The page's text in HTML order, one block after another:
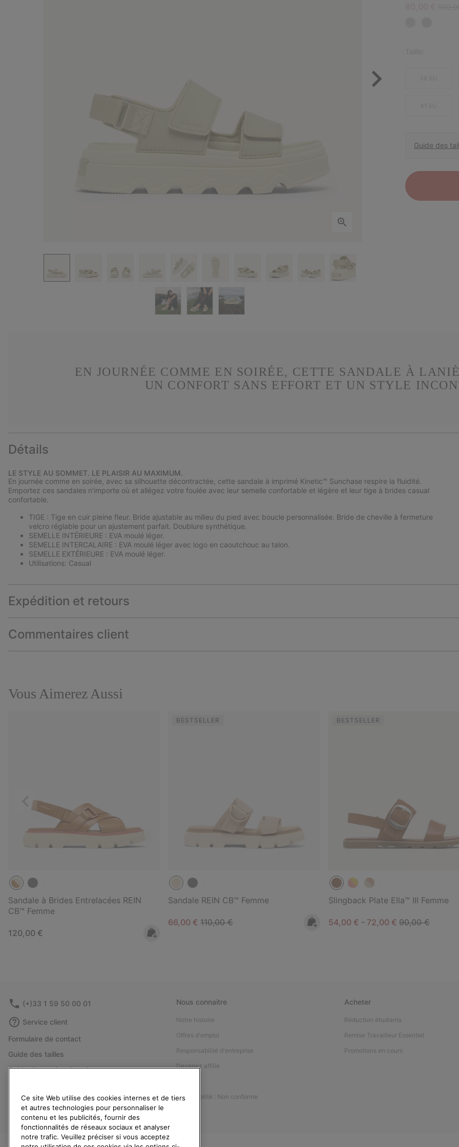
Guide des
EN JOURNÉE COMME EN SOIRÉE, CETTE SANDALE À
UN CONFORT SANS EFFORT ET UN STYLE
Détails
LE STYLE AU SOMMET. LE PLAISIR AU MAXIMUM.
En journée comme en soirée, avec sa silhouette décontractée, cette sandale à imprimé Kinetic™ Sunchase respire la fluidité.
Emportez ces sandales n’importe où et allégez votre foulée avec leur semelle confortable et légère et leur tige à brides casual
confortable.
TIGE : Tige en cuir pleine fleur. Bride ajustable au milieu du pied avec boucle personnalisée. Bride de cheville à fermeture
velcro réglable pour un ajustement parfait. Doublure synthétique.
SEMELLE INTÉRIEURE : EVA moulé léger.
SEMELLE INTERCALAIRE : EVA moulé léger avec logo en caoutchouc au talon.
SEMELLE EXTÉRIEURE : EVA moulé léger.
Utilisations: Casual
Expédition et retours
Commentaires client
Vous Aimerez Aussi
Sandale à Brides Entrelacées REIN
CB™ Femme
Regular price:
120,00 €
BESTSELLER
Sandale REIN CB™ Femme
Sale price:
66,00 €Regular price:
110,00 €
BESTSELLER
Slingback Plate Ella™ III Femme
Minimum sale price:
54,00 € - Maximum sale price:
72,00 € Regular price:
90,00 €
(+)33 1 59 50 00 01
Service client
Formulaire de contact
Guide des tailles
Guide d'entretien des chaussures
Rétractation
Statut de la commande
Livraison
Nous connaitre
Notre histoire
Offres d'emploi
Responsabilité d'entreprise
Devenez affilié
Accessibilité : Non conforme
Acheter
Réduction étudiants
Remise Travailleur Essentiel
Promotions en cours
Ce site Web utilise des cookies internes et de tiers
et autres technologies pour personnaliser le
contenu et les publicités, fournir des
fonctionnalités de réseaux sociaux et analyser
notre trafic. Veuillez préciser si vous acceptez